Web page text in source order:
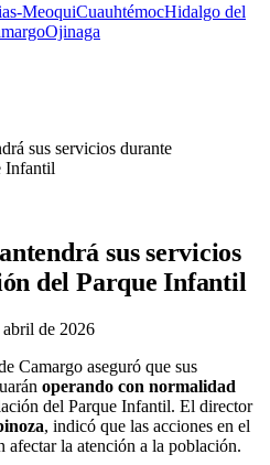
MeoquiCuauhtémocHidalgo del
Ojinaga
sus servicios durante
Infantil
sus servicios
del Parque Infantil
de 2026
Camargo aseguró que sus
operando con normalidad
del Parque Infantil. El director
, indicó que las acciones en el
afectar la atención a la población.